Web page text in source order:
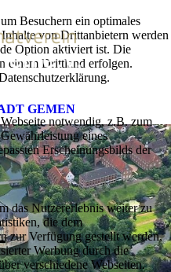
GEMEN
Besuchern ein optimales
von Drittanbietern werden
Option aktiviert ist. Die
einem Drittland erfolgen.
notwendig, z.B. zum
eines
Erscheinungsbilds der
das Nutzererlebnis weiter zu
die dem
zur Verfügung gestellt werden,
Werbung durch die
verschiedene Webseiten.